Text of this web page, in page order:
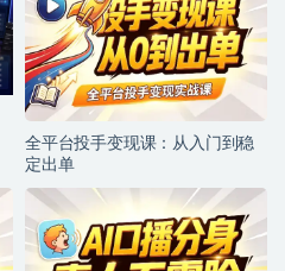
全平台投手变现课：从入门到稳
定出单